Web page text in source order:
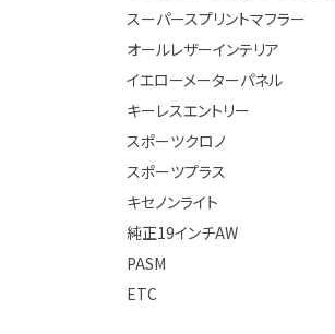
スーパースプリントマフラー
オールレザーインテリア
イエローメーターパネル
キーレスエントリー
スポーツクロノ
スポーツプラス
キセノンライト
純正19インチAW
PASM
ETC